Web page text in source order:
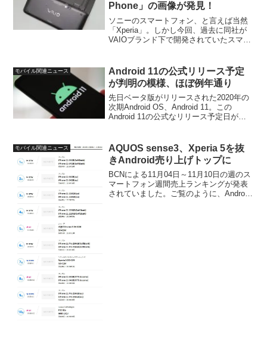
Phone」の画像が発見！
ソニーのスマートフォン、と言えば当然
「Xperia」。しかし今回、過去に同社が
VAIOブランド下で開発されていたスマー
ように外観的にはXperia Playと非常に
良...
モバイル関連ニュース
Android 11の公式リリース予定
が判明の模様、ほぼ例年通り
先日ベータ版がリリースされた2020年の
次期Android OS、Android 11。この
Android 11の公式なリリース予定日が判
これによ...
モバイル関連ニュース
AQUOS sense3、Xperia 5を抜
きAndroid売り上げトップに
BCNによる11月04日～11月10日の週のス
マートフォン週間売上ランキングが発表
されていました。ご覧のように、Android